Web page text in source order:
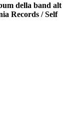
della band alt
Records / Self